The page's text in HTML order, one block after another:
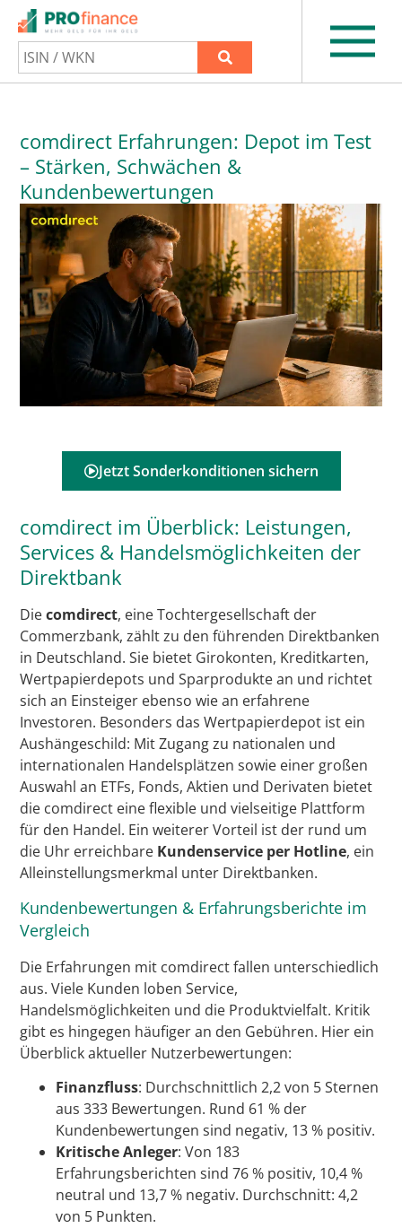
comdirect Erfahrungen: Depot im Test
– Stärken, Schwächen &
Kundenbewertungen
Jetzt Sonderkonditionen sichern
comdirect im Überblick: Leistungen,
Services & Handelsmöglichkeiten der
Direktbank
Diecomdirect, eine Tochtergesellschaft der
Commerzbank, zählt zu den führenden Direktbanken
in Deutschland. Sie bietet Girokonten, Kreditkarten,
Wertpapierdepots und Sparprodukte an und richtet
sich an Einsteiger ebenso wie an erfahrene
Investoren. Besonders das Wertpapierdepot ist ein
Aushängeschild: Mit Zugang zu nationalen und
internationalen Handelsplätzen sowie einer großen
Auswahl an ETFs, Fonds, Aktien und Derivaten bietet
die comdirect eine flexible und vielseitige Plattform
für den Handel. Ein weiterer Vorteil ist der rund um
die Uhr erreichbare Kundenservice per Hotline, ein
Alleinstellungsmerkmal unter Direktbanken.
Kundenbewertungen & Erfahrungsberichte im
Vergleich
Die Erfahrungen mit comdirect fallen unterschiedlich
aus. Viele Kunden loben Service,
Handelsmöglichkeiten und die Produktvielfalt. Kritik
gibt es hingegen häufiger an den Gebühren. Hier ein
Überblick aktueller Nutzerbewertungen:
Finanzfluss: Durchschnittlich 2,2 von 5 Sternen
aus 333 Bewertungen. Rund 61 % der
Kundenbewertungen sind negativ, 13 % positiv.
Kritische Anleger: Von 183
Erfahrungsberichten sind 76 % positiv, 10,4 %
neutral und 13,7 % negativ. Durchschnitt: 4,2
von 5 Punkten.